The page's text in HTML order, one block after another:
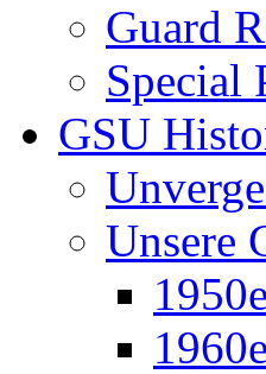
Guard
Special
GSU
Unsere